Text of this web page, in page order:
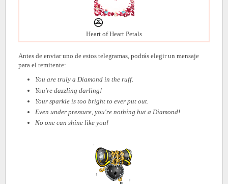
Heart of Heart Petals
Antes de enviar uno de estos telegramas, podrás elegir un mensaje
para el remitente:
You are truly a Diamond in the ruff.
You're dazzling darling!
Your sparkle is too bright to ever put out.
Even under pressure, you're nothing but a Diamond!
No one can shine like you!